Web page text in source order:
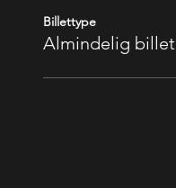
Billettype
Almindelig billet